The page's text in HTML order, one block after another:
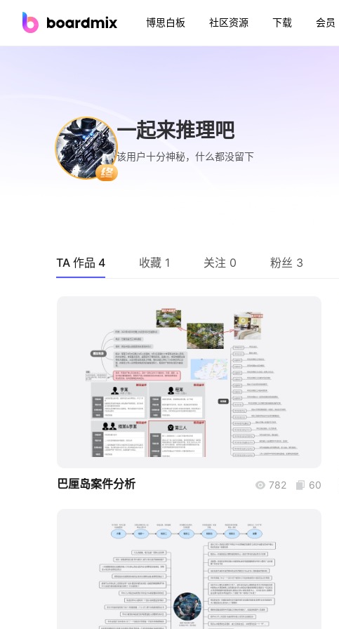
博思白板 社区资源 下载 会员
一起来推理吧
该用户十分神秘，什么都没留下
TA 作品 4 收藏 1 关注 0 粉丝 3
boardmix
巴厘岛案件分析 782 60
boardmix